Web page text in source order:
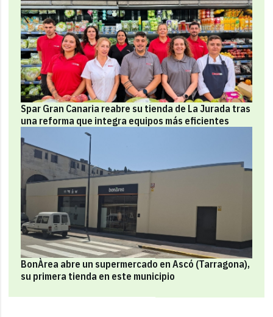
Spar Gran Canaria reabre su tienda de La Jurada tras
una reforma que integra equipos más eficientes
BonÀrea abre un supermercado en Ascó (Tarragona),
su primera tienda en este municipio